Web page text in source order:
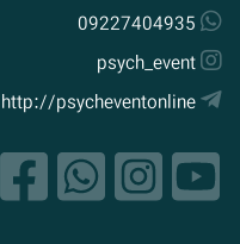
09227404935
psych_event
http://psycheventonline